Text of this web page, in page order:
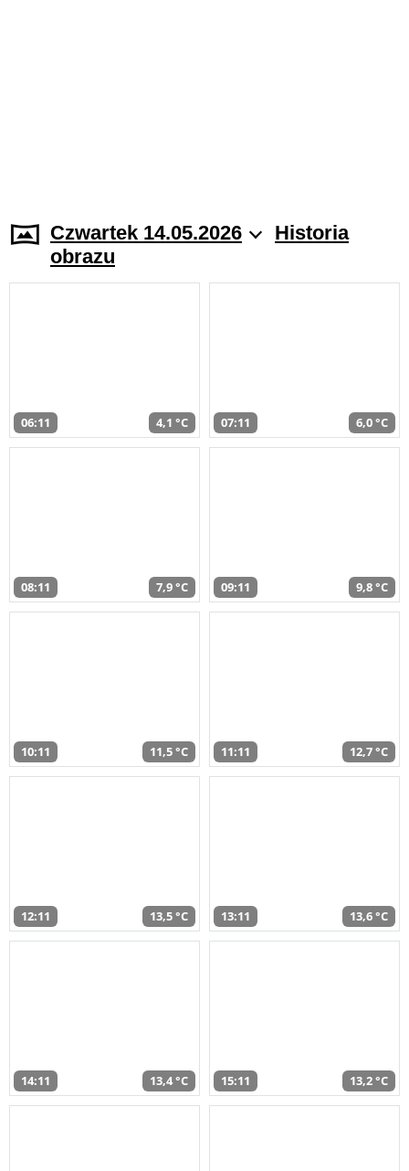
Czwartek 14.05.2026
Historia
obrazu
06:11 4,1 °C 07:11 6,0 °C
08:11 7,9 °C 09:11 9,8 °C
10:11 11,5 °C 11:11 12,7 °C
12:11 13,5 °C 13:11 13,6 °C
14:11 13,4 °C 15:11 13,2 °C